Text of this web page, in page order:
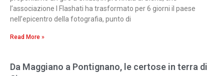
l’associazione I Flashati ha trasformato per 6 giorni il paese
nell’epicentro della fotografia, punto di
Read More »
Da Maggiano a Pontignano, le certose in terra di